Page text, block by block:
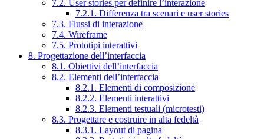
7.2. User stories per definire l’interazione
7.2.1. Differenza tra scenari e user stories
7.3. Flussi di interazione
7.4. Wireframe
7.5. Prototipi interattivi
8. Progettazione dell’interfaccia
8.1. Obiettivi dell’interfaccia
8.2. Elementi dell’interfaccia
8.2.1. Elementi di composizione
8.2.2. Elementi interattivi
8.2.3. Elementi testuali (microtesti)
8.3. Progettare e costruire in alta fedeltà
8.3.1. Layout di pagina